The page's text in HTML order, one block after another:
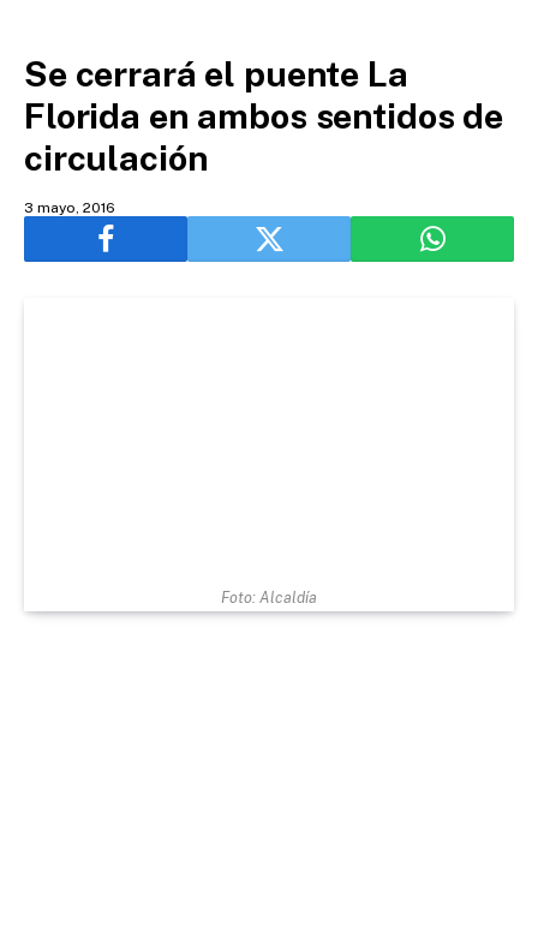
Se cerrará el puente La
Florida en ambos sentidos de
circulación
3 mayo, 2016
Foto: Alcaldía